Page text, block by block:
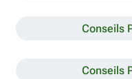
Conseils
Conseils